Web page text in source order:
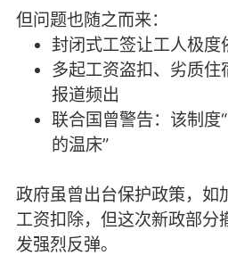
但问题也随之而来：
封闭式工签让工人极度
多起工资盗扣、劣质住
报道频出
联合国曾警告：该制度
的温床”
政府虽曾出台保护政策，如
工资扣除，但这次新政部分
发强烈反弹。